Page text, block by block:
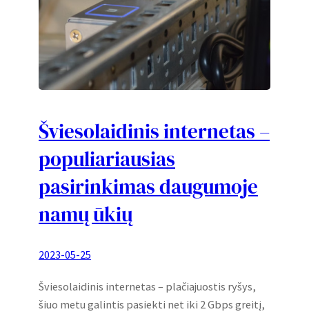
Šviesolaidinis internetas –
populiariausias
pasirinkimas daugumoje
namų ūkių
2023-05-25
Šviesolaidinis internetas – plačiajuostis ryšys,
šiuo metu galintis pasiekti net iki 2 Gbps greitį,